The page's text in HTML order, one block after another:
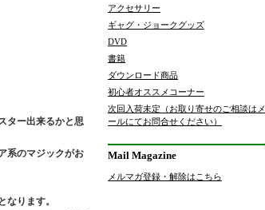
ター出来るかと思
系のマジックがお
ります。
アクセサリー
ギャグ・ジョークグッズ
DVD
書籍
ダウンロード商品
初心者オススメコーナー
次回入荷未定（お取り寄せのご相談はメ
ールにてお問合せください）
Mail Magazine
メルマガ登録・解除はこちら